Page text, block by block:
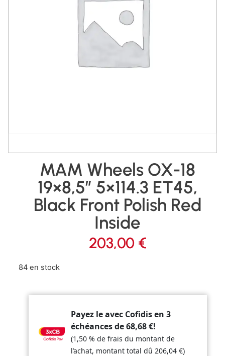
MAM Wheels OX-18
19×8,5″ 5×114.3 ET45,
Black Front Polish Red
Inside
203,00 €
84 en stock
Payez le avec Cofidis en 3
échéances de68,68€!
(1,50 % de frais du montant de
l’achat, montant total dû206,04€)